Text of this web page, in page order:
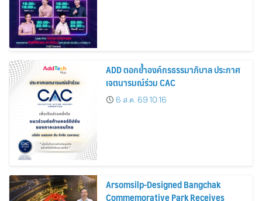
ADD ตอกย้ำองค์กรธรรมาภิบาล ประกาศ
เจตนารมณ์ร่วม CAC
6 ส.ค. 69 10:16
Arsomsilp-Designed Bangchak
Commemorative Park Receives